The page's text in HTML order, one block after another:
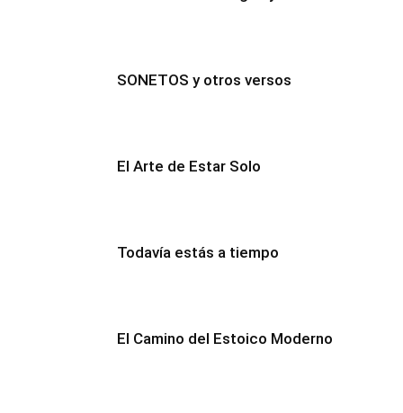
SONETOS y otros versos
El Arte de Estar Solo
Todavía estás a tiempo
El Camino del Estoico Moderno